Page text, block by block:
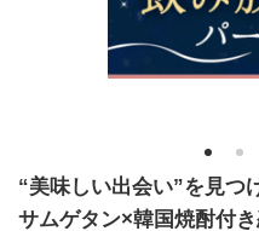
1 2
“美味しい出会い”を見つ
サムゲタン×韓国焼酎付